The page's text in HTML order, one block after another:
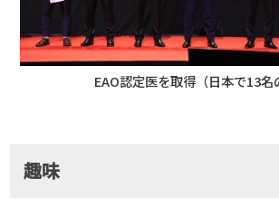
EAO認定医を取得（日本で13名
趣味